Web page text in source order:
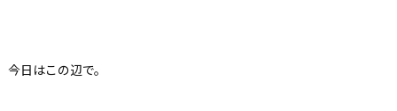
今日はこの辺で。